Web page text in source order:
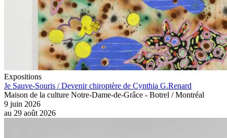
Expositions
Je Sauve-Souris / Devenir chiroptère de Cynthia G.Renard
Maison de la culture Notre-Dame-de-Grâce - Botrel / Montréal
9 juin 2026
au 29 août 2026